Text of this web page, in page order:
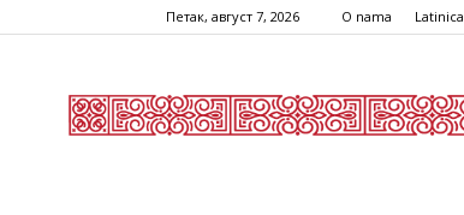
Петак, август 7, 2026 O nama Latinica